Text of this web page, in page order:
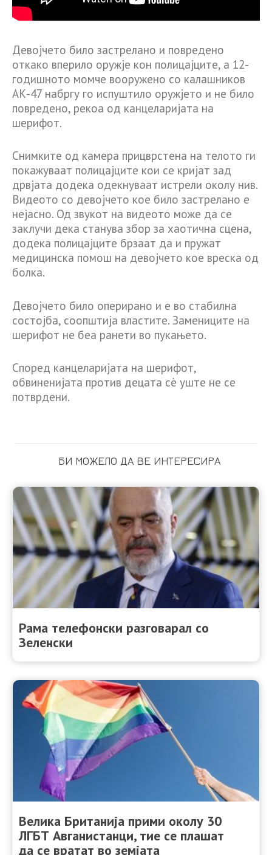
Девојчето било застрелано и повредено
откако вперило оружје кон полицајците, а 12-
годишното момче вооружено со калашников
АК-47 набргу го испуштило оружјето и не било
повредено, рекоа од канцеларијата на
шерифот.
Снимките од камера прицврстена на телото ги
покажуваат полицајците кои се кријат зад
дрвјата додека одекнуваат истрели околу нив.
Видеото со девојчето кое било застрелано е
нејасно. Од звукот на видеото може да се
заклучи дека станува збор за хаотична сцена,
додека полицајците брзаат да и пружат
медицинска помош на девојчето кое вреска од
болка.
Девојчето било оперирано и е во стабилна
состојба, соопштија властите. Замениците на
шерифот не беа ранети во пукањето.
Според канцеларијата на шерифот,
обвиненијата против децата сè уште не се
потврдени.
БИ МОЖЕЛО ДА ВЕ ИНТЕРЕСИРА
Рама телефонски разговарал со
Зеленски
Велика Британија прими околу 30
ЛГБТ Авганистанци, тие се плашат
да се вратат во земјата